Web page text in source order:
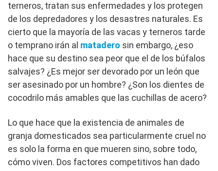
terneros, tratan sus enfermedades y los protegen
de los depredadores y los desastres naturales. Es
cierto que la mayoría de las vacas y terneros tarde
o temprano irán al matadero sin embargo, ¿eso
hace que su destino sea peor que el de los búfalos
salvajes? ¿Es mejor ser devorado por un león que
ser asesinado por un hombre? ¿Son los dientes de
cocodrilo más amables que las cuchillas de acero?
Lo que hace que la existencia de animales de
granja domesticados sea particularmente cruel no
es solo la forma en que mueren sino, sobre todo,
cómo viven. Dos factores competitivos han dado